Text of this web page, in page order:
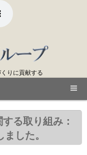
りに貢献する
る取り組み：
した。